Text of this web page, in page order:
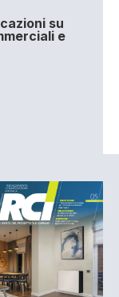
su
e